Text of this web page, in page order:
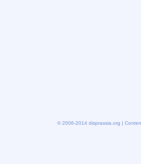
© 2006-2014 disprassia.org |